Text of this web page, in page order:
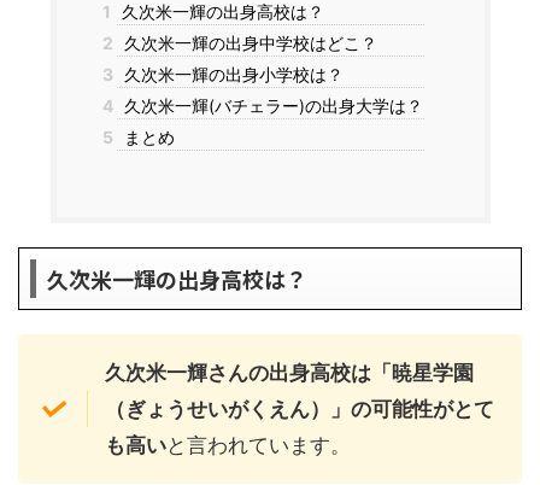
1
久次米一輝の出身高校は？
2
久次米一輝の出身中学校はどこ？
3
久次米一輝の出身小学校は？
4 久次米一輝(バチェラー)の出身大学は？
5
まとめ
久次米一輝の出身高校は？
久次米一輝さんの出身高校は「暁星学園
（ぎょうせいがくえん）」の可能性がとて
も高いと言われています。